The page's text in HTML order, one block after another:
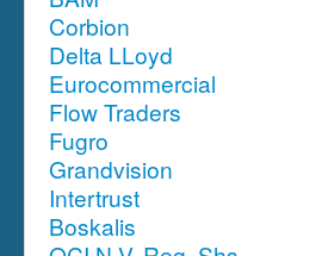
Corbion
Delta LLoyd
Eurocommercial
Flow Traders
Fugro
Grandvision
Intertrust
Boskalis